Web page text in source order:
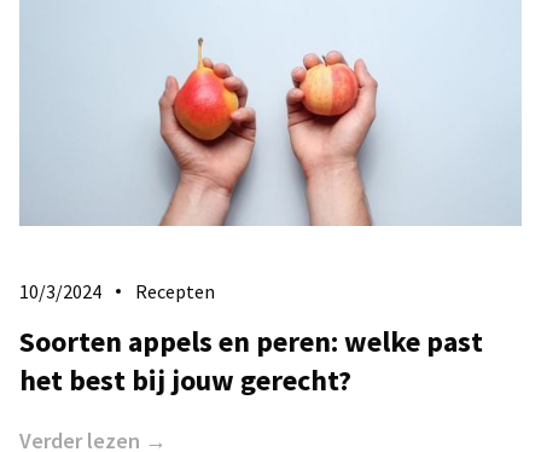
10/3/2024 Recepten
Soorten appels en peren: welke past
het best bij jouw gerecht?
Verder lezen →